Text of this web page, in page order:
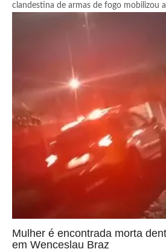
clandestina de armas de fogo mobilizou
Mulher é encontrada morta
em Wenceslau Braz